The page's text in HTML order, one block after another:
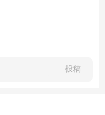
投稿